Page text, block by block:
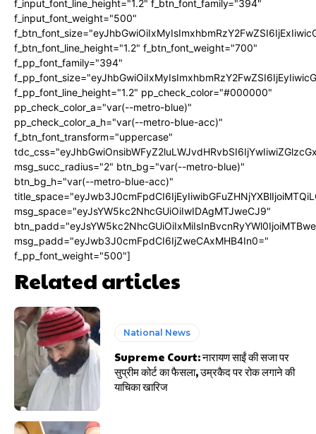
f_input_font_line_height="1.2" f_btn_font_family="394"
f_input_font_weight="500"
f_btn_font_line_height="1.2" f_btn_font_weight="700"
f_pp_font_family="394"
f_pp_font_line_height="1.2" pp_check_color="#000000"
pp_check_color_a="var(--metro-blue)"
pp_check_color_a_h="var(--metro-blue-acc)"
f_btn_font_transform="uppercase"
msg_succ_radius="2" btn_bg="var(--metro-blue)"
btn_bg_h="var(--metro-blue-acc)"
msg_space="eyJsYW5kc2NhcGUiOiIwIDAgMTJweCJ9"
msg_padd="eyJwb3J0cmFpdCI6IjZweCAxMHB4In0="
f_pp_font_weight="500"]
Related articles
National News
Supreme Court: नारायण साईं की सजा पर
सुप्रीम कोर्ट का फैसला, उम्रकैद पर रोक लगाने की
याचिका खारिज